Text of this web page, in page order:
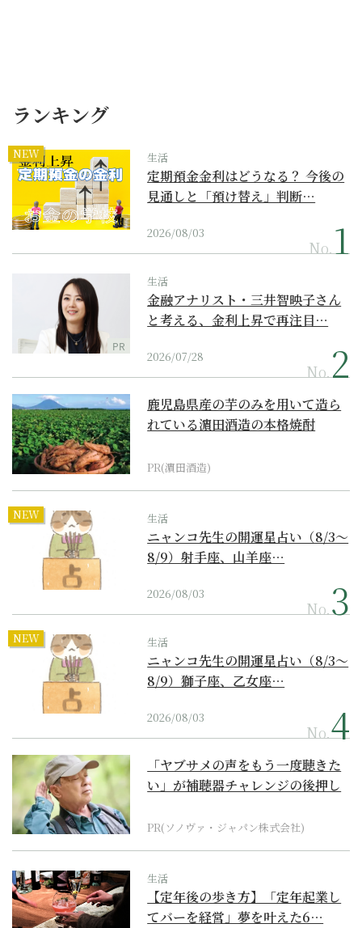
ランキング
NEW 生活
定期預金金利はどうなる？ 今後の
見通しと「預け替え」判断…
2026/08/03
No.
PR
生活
金融アナリスト・三井智映子さん
と考える、金利上昇で再注目…
2026/07/28
No.
鹿児島県産の芋のみを用いて造ら
れている濵田酒造の本格焼酎
PR(濵田酒造)
NEW 生活
ニャンコ先生の開運星占い（8/3～
8/9）射手座、山羊座…
2026/08/03
No.
NEW 生活
ニャンコ先生の開運星占い（8/3～
8/9）獅子座、乙女座…
2026/08/03
No.
「ヤブサメの声をもう一度聴きた
い」が補聴器チャレンジの後押し
PR(ソノヴァ・ジャパン株式会社)
生活
【定年後の歩き方】「定年起業し
てバーを経営」夢を叶えた6…